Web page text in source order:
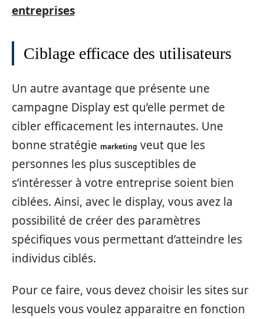
entreprises
Ciblage efficace des utilisateurs
Un autre avantage que présente une
campagne Display est qu’elle permet de
cibler efficacement les internautes. Une
bonne stratégie marketing veut que les
personnes les plus susceptibles de
s’intéresser à votre entreprise soient bien
ciblées. Ainsi, avec le display, vous avez la
possibilité de créer des paramètres
spécifiques vous permettant d’atteindre les
individus ciblés.
Pour ce faire, vous devez choisir les sites sur
lesquels vous voulez apparaitre en fonction